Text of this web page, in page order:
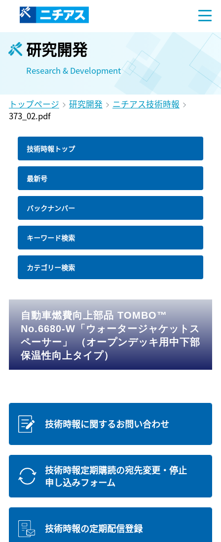
研究開発
Research & Development
トップページ 研究開発
ニチアス技術時報
373_02.pdf
技術時報トップ
最新号
バックナンバー
キーワード検索
カテゴリー検索
自動車燃費向上部品 TOMBO™
No.6680-W「ウォータージャケットス
ペーサー」 （オープンデッキ用中下部
保温性向上タイプ）
技術時報に関するお問い合わせ
技術時報定期購読の宛先変更・停止
申し込みフォーム
技術時報の定期配信登録